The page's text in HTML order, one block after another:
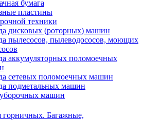
бумага
пластины
техники
дисковых (роторных) машин
пылесосов, пылеводососов, моющих
аккумуляторных поломоечных
сетевых поломоечных машин
подметальных машин
машин
горничных. Багажные,